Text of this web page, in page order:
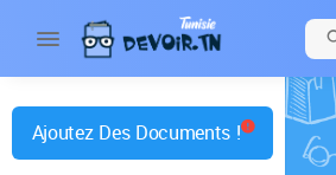
Ajoutez Des Documents !